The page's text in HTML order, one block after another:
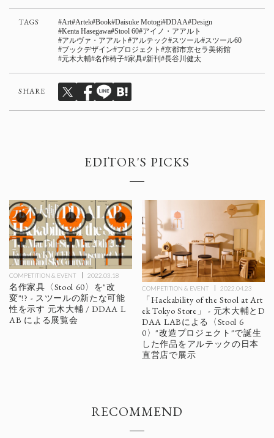
TAGS Art Artek Book Daisuke Motogi DDAA Design
Kenta Hasegawa Stool 60 アイノ・アアルト
アルヴァ・アアルト
アルテック スツール スツール60
ブックデザイン プロジェクト
京都市京セラ美術館
元木大輔 名作椅子 家具 新刊 長谷川健太
SHARE
EDITOR'S PICKS
COMPETITION & EVENT 2022.03.18
名作家具〈Stool 60〉を"改
変"!? - スツールの新たな可能
性を示す 元木大輔 / DDAA L
AB による展覧会
COMPETITION & EVENT 2022.04.23
「Hackability of the Stool at Art
ek Tokyo Store」 - 元木大輔とD
DAA LABによる〈Stool 6
0〉"改造プロジェクト"で誕生
した作品をアルテックの日本
直営店で展示
RECOMMEND